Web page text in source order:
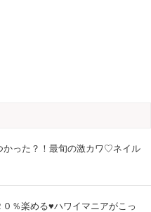
かった？！最旬の激カワ♡ネイル
％楽める♥ハワイマニアがこっ